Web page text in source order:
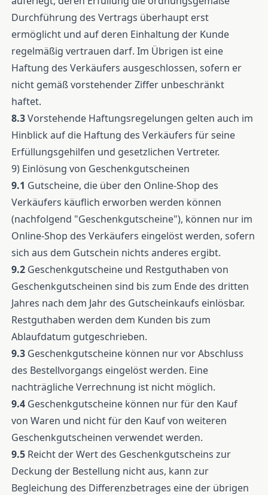
Durchführung des Vertrags überhaupt erst
ermöglicht und auf deren Einhaltung der Kunde
regelmäßig vertrauen darf. Im Übrigen ist eine
Haftung des Verkäufers ausgeschlossen, sofern er
nicht gemäß vorstehender Ziffer unbeschränkt
haftet.
8.3Vorstehende Haftungsregelungen gelten auch im
Hinblick auf die Haftung des Verkäufers für seine
Erfüllungsgehilfen und gesetzlichen Vertreter.
9) Einlösung von Geschenkgutscheinen
9.1 Gutscheine, die über den Online-Shop des
Verkäufers käuflich erworben werden können
(nachfolgend "Geschenkgutscheine"), können nur im
Online-Shop des Verkäufers eingelöst werden, sofern
sich aus dem Gutschein nichts anderes ergibt.
9.2 Geschenkgutscheine und Restguthaben von
Geschenkgutscheinen sind bis zum Ende des dritten
Jahres nach dem Jahr des Gutscheinkaufs einlösbar.
Restguthaben werden dem Kunden bis zum
Ablaufdatum gutgeschrieben.
9.3 Geschenkgutscheine können nur vor Abschluss
des Bestellvorgangs eingelöst werden. Eine
nachträgliche Verrechnung ist nicht möglich.
9.4 Geschenkgutscheine können nur für den Kauf
von Waren und nicht für den Kauf von weiteren
Geschenkgutscheinen verwendet werden.
9.5 Reicht der Wert des Geschenkgutscheins zur
Deckung der Bestellung nicht aus, kann zur
Begleichung des Differenzbetrages eine der übrigen